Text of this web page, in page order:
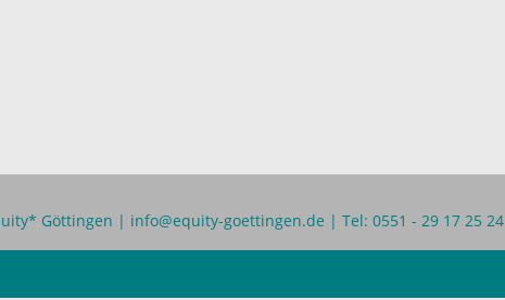
Göttingen | info@equity-goettingen.de | Tel: 0551 - 29 17 25 24